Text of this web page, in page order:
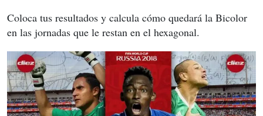
Coloca tus resultados y calcula cómo quedará la Bicolor
en las jornadas que le restan en el hexagonal.